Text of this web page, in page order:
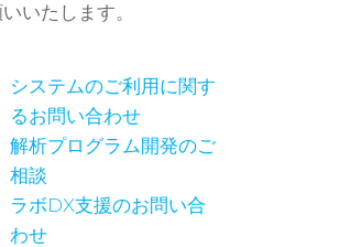
いたします。
システムのご利用に関す
るお問い合わせ
解析プログラム開発のご
相談
ラボDX支援のお問い合
わせ